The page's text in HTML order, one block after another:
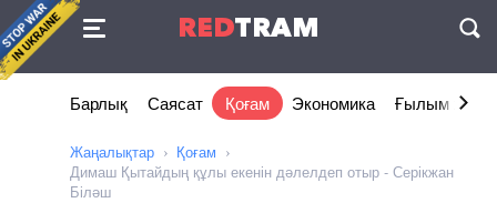
REDTRAM
Келісімі
Барлық Саясат Қоғам Экономика Ғылым және
Жаңалықтар
Қоғам
Димаш Қытайдың құлы екенін дәлелдеп отыр - Серікжан
Біләш